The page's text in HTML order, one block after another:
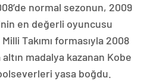
normal sezonun, 2009
en değerli oyuncusu
Takımı formasıyla 2008
altın madalya kazanan Kobe
yasa boğdu.